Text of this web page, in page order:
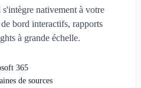
nativement à votre
bord interactifs, rapports
à grande échelle.
365
de sources